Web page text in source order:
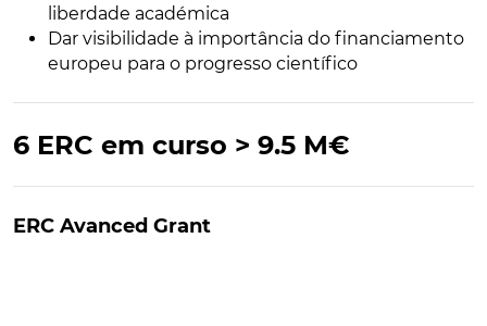
liberdade académica
Dar visibilidade à importância do financiamento
europeu para o progresso científico
6 ERC em curso > 9.5 M€
ERC Avanced Grant